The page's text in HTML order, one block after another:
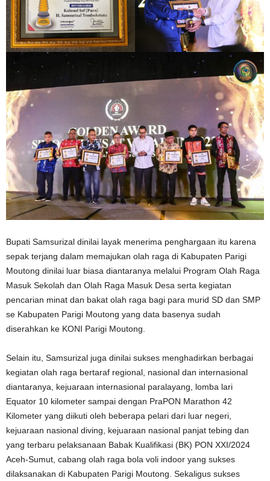
Bupati Samsurizal dinilai layak menerima penghargaan itu karena
sepak terjang dalam memajukan olah raga di Kabupaten Parigi
Moutong dinilai luar biasa diantaranya melalui Program Olah Raga
Masuk Sekolah dan Olah Raga Masuk Desa serta kegiatan
pencarian minat dan bakat olah raga bagi para murid SD dan SMP
se Kabupaten Parigi Moutong yang data basenya sudah
diserahkan ke KONI Parigi Moutong.
Selain itu, Samsurizal juga dinilai sukses menghadirkan berbagai
kegiatan olah raga bertaraf regional, nasional dan internasional
diantaranya, kejuaraan internasional paralayang, lomba lari
Equator 10 kilometer sampai dengan PraPON Marathon 42
Kilometer yang diikuti oleh beberapa pelari dari luar negeri,
kejuaraan nasional diving, kejuaraan nasional panjat tebing dan
yang terbaru pelaksanaan Babak Kualifikasi (BK) PON XXI/2024
Aceh-Sumut, cabang olah raga bola voli indoor yang sukses
dilaksanakan di Kabupaten Parigi Moutong. Sekaligus sukses